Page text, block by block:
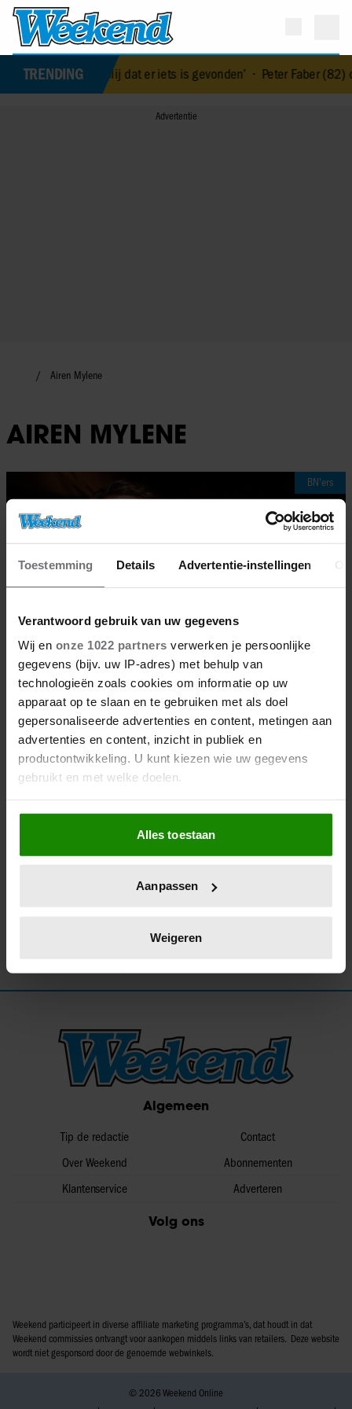
Toestemming Details Advertentie-instellingen
Verantwoord gebruik van uw gegevens
Wij en onze 1022 partners verwerken je persoonlijke
gegevens (bijv. uw IP-adres) met behulp van
technologieën zoals cookies om informatie op uw
apparaat op te slaan en te gebruiken met als doel
gepersonaliseerde advertenties en content, metingen aan
advertenties en content, inzicht in publiek en
productontwikkeling. U kunt kiezen wie uw gegevens
gebruikt en met welke doelen.
Als u het toestaat, willen we ook graag:
Informatie verzamelen over uw geografische
locatie, die tot een paar meter nauwkeurig kan zijn
scannen op specifieke eigenschappen (fingerprinting)
verwerkt en stel uw voorkeuren in het
intrekken in de Cookieverklaring.
personaliseren, om functies voor social media te bieden
en om ons websiteverkeer te analyseren. Ook delen we
informatie over uw gebruik van onze site met onze
partners voor social media, adverteren en analyse. Deze
partners kunnen deze gegevens combineren met andere
verzameld op basis van uw gebruik van hun services. U
gaat akkoord met onze cookies als u onze website blijft
Alles toestaan
Aanpassen
Weigeren
TRENDING ‘Blij dat er iets is gevonden’•Peter Faber (82)
Airen Mylene
AIREN MYLENE
BN'ers
02/02/2023
AIREN MYLENE HEEFT GEEN HAAST MET
HUWELIJK: ‘DENK DAT IK JARENLANG
VERLOOFD BLIJF’
Algemeen
Tip de redactie
Over Weekend
Klantenservice
Contact
Abonnementen
Adverteren
Volg ons
Weekend participeert in diverse affiliate marketing programma’s, dat houdt in dat
Weekend commissies ontvangt voor aankopen middels links van retailers. Deze website
wordt niet gesponsord door de genoemde webwinkels.
© 2026 Weekend Online